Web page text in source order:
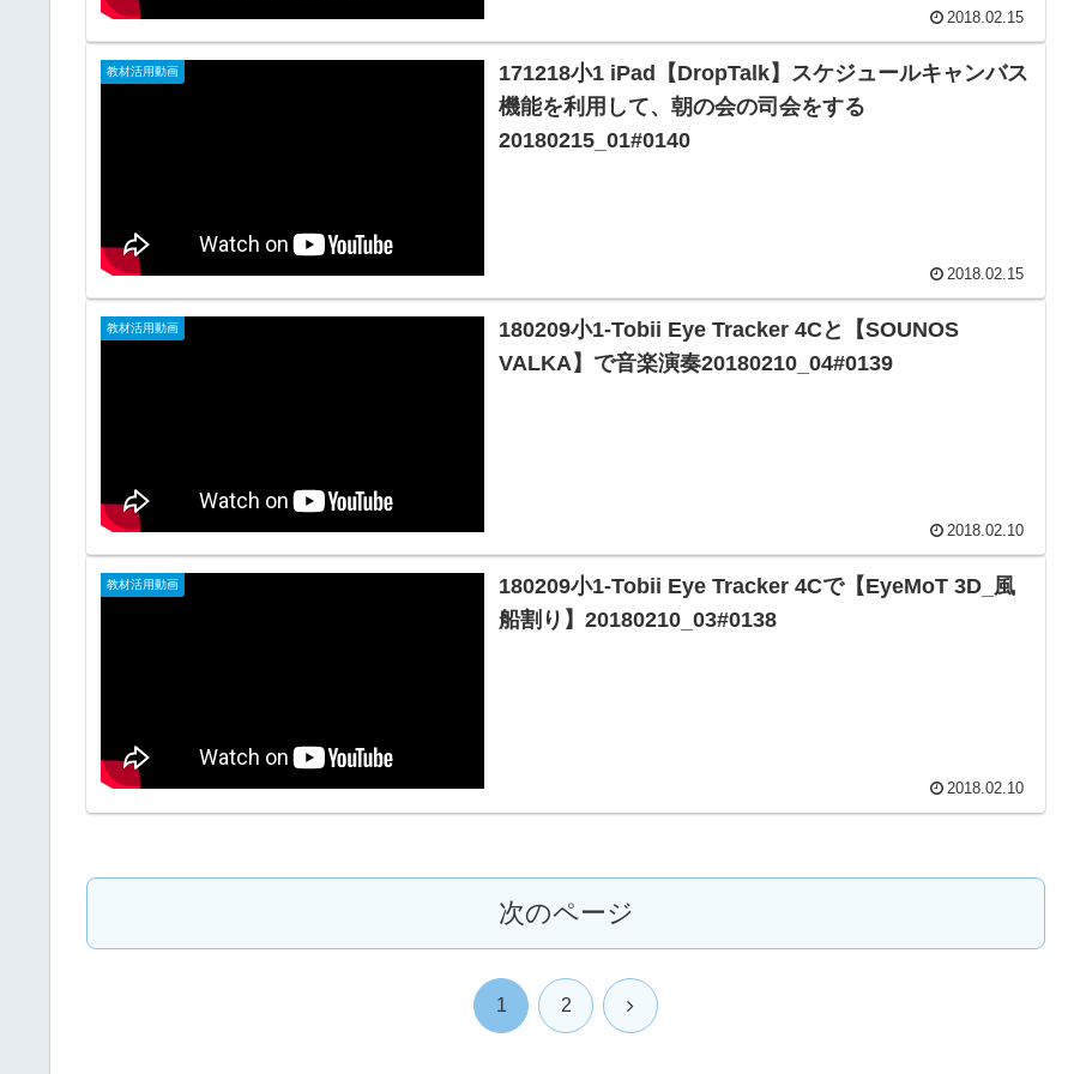
2018.02.15
教材活用動画
171218小1 iPad【DropTalk】スケジュールキャンバス
機能を利用して、朝の会の司会をする
20180215_01#0140
2018.02.15
教材活用動画
180209小1-Tobii Eye Tracker 4Cと【SOUNOS
VALKA】で音楽演奏20180210_04#0139
2018.02.10
教材活用動画
180209小1-Tobii Eye Tracker 4Cで【EyeMoT 3D_風
船割り】20180210_03#0138
2018.02.10
次のページ
1 2 次